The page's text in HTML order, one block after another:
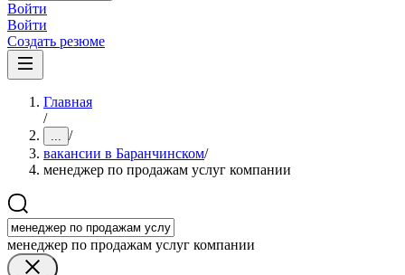
Войти
Войти
Создать резюме
Главная
/
... /
вакансии в Баранчинском/
менеджер по продажам услуг компании
менеджер по продажам услуг компании